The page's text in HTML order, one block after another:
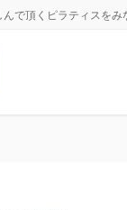
で頂くピラティスをみ